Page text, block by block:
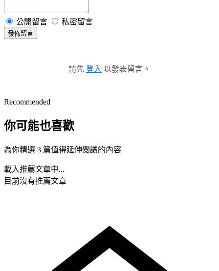
公開留言 私密留言
發佈留言
請先 登入 以發表留言。
Recommended
你可能也喜歡
為你精選 3 篇值得延伸閱讀的內容
載入推薦文章中...
目前沒有推薦文章